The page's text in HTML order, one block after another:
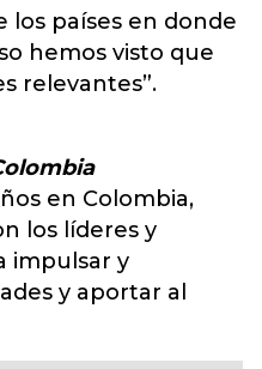
los países en donde
hemos visto que
relevantes”.
en Colombia,
los líderes y
impulsar y
y aportar al